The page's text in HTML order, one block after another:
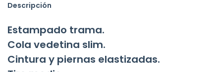
Descripción
Estampado trama.
Cola vedetina slim.
Cintura y piernas elastizadas.